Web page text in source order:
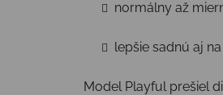
normálny až
lepšie sadnú aj
Model Playful prešiel